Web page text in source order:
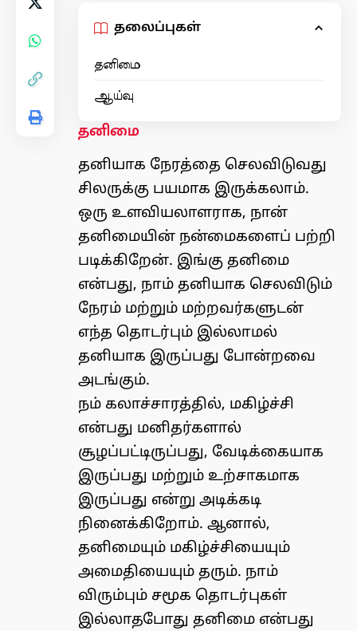
தலைப்புகள்
தனிமை
ஆய்வு
தனிமை
தனியாக நேரத்தை செலவிடுவது
சிலருக்கு பயமாக இருக்கலாம்.
ஒரு உளவியலாளராக, நான்
தனிமையின் நன்மைகளைப் பற்றி
படிக்கிறேன். இங்கு தனிமை
என்பது, நாம் தனியாக செலவிடும்
நேரம் மற்றும் மற்றவர்களுடன்
எந்த தொடர்பும் இல்லாமல்
தனியாக இருப்பது போன்றவை
அடங்கும்.
நம் கலாச்சாரத்தில், மகிழ்ச்சி
என்பது மனிதர்களால்
சூழப்பட்டிருப்பது, வேடிக்கையாக
இருப்பது மற்றும் உற்சாகமாக
இருப்பது என்று அடிக்கடி
நினைக்கிறோம். ஆனால்,
தனிமையும் மகிழ்ச்சியையும்
அமைதியையும் தரும். நாம்
விரும்பும் சமூக தொடர்புகள்
இல்லாதபோது தனிமை என்பது